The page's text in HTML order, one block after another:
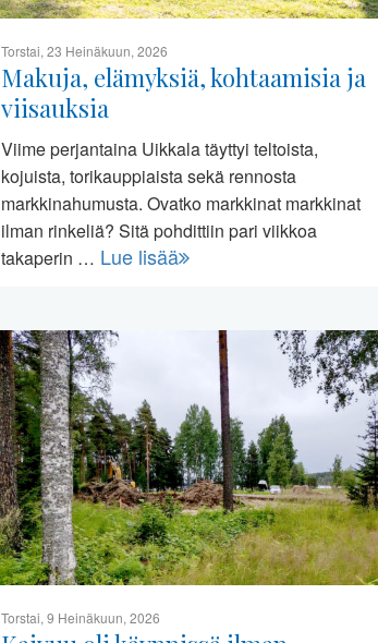
Torstai, 23 Heinäkuun, 2026
Makuja, elämyksiä, kohtaamisia ja
viisauksia
Viime perjantaina Uikkala täyttyi teltoista,
kojuista, torikauppiaista sekä rennosta
markkinahumusta. Ovatko markkinat markkinat
ilman rinkeliä? Sitä pohdittiin pari viikkoa
takaperin … Lue lisää
Torstai, 9 Heinäkuun, 2026